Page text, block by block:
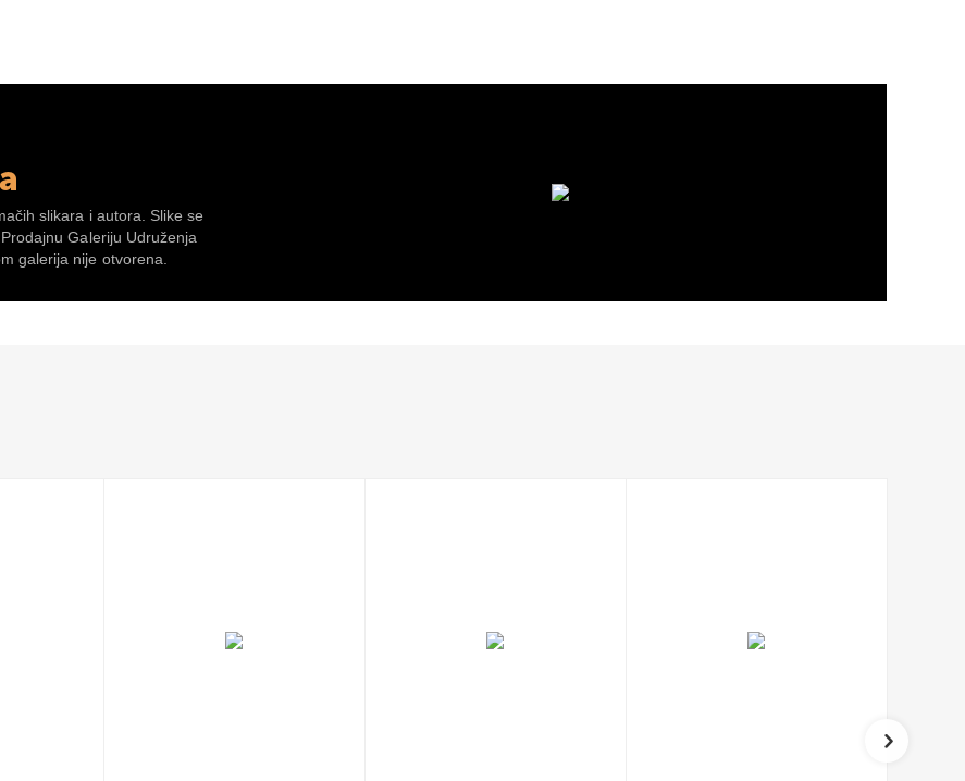
slikara i autora. Slike se
Galeriju Udruženja
galerija nije otvorena.